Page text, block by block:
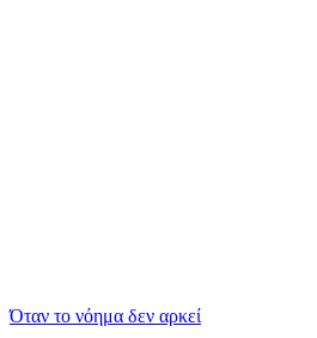
Όταν το νόημα δεν αρκεί